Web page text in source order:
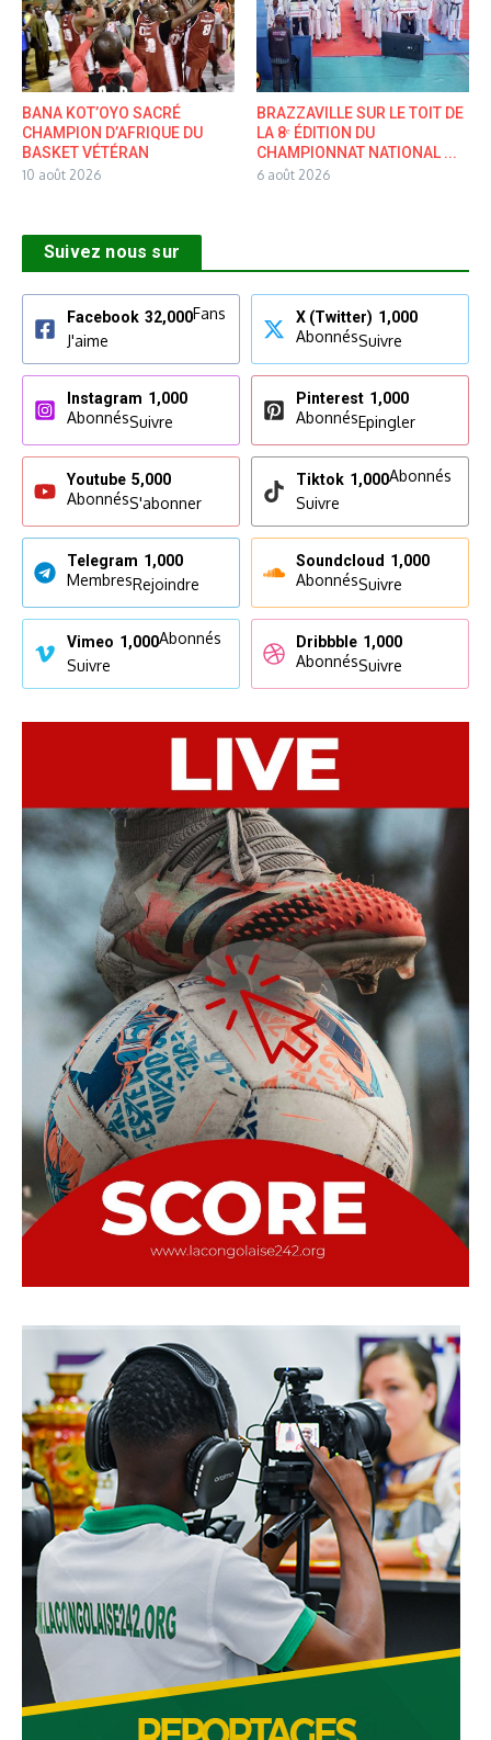
BANA KOT’OYO SACRÉ
CHAMPION D’AFRIQUE DU
BASKET VÉTÉRAN
10 août 2026
BRAZZAVILLE SUR LE TOIT DE
LA 8ᵉ ÉDITION DU
CHAMPIONNAT NATIONAL ...
6 août 2026
Suivez nous sur
Facebook 32,000Fans
J'aime
X (Twitter) 1,000
AbonnésSuivre
Instagram 1,000
AbonnésSuivre
Pinterest 1,000
AbonnésEpingler
Youtube 5,000
AbonnésS'abonner
Tiktok 1,000Abonnés
Suivre
Telegram 1,000
MembresRejoindre
Soundcloud 1,000
AbonnésSuivre
Vimeo 1,000Abonnés
Suivre
Dribbble 1,000
AbonnésSuivre